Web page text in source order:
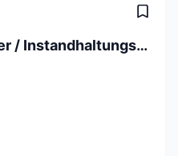
Betriebselektriker / Instandhaltungstechniker Industrie 80-100% (m/w)